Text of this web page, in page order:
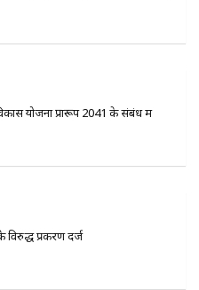
योजना प्रारूप 2041 के संबंध में
प्रकरण दर्ज